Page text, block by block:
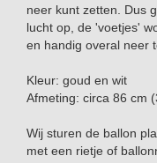
neer kunt zetten. Dus
lucht op, de 'voetjes'
en handig overal neer
Kleur: goud en wit
Afmeting: circa 86 cm
Wij sturen de ballon
met een rietje of